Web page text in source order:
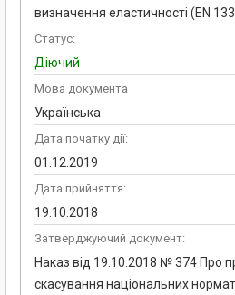
визначення еластичності (EN
Статус:
Діючий
Мова документа
Українська
Дата початку дії:
01.12.2019
Дата прийняття:
19.10.2018
Затверджуючий документ:
Наказ від 19.10.2018 № 374 Про
скасування національних